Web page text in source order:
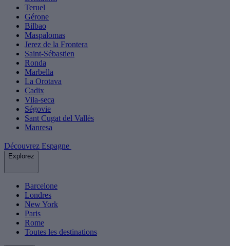
Teruel
Gérone
Bilbao
Maspalomas
Jerez de la Frontera
Saint-Sébastien
Ronda
Marbella
La Orotava
Cadix
Vila-seca
Ségovie
Sant Cugat del Vallès
Manresa
Découvrez Espagne
Explorez
Barcelone
Londres
New York
Paris
Rome
Toutes les destinations